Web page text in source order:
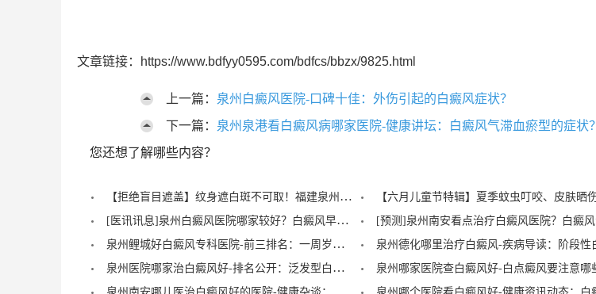
文章链接：https://www.bdfyy0595.com/bdfcs/bbzx/9825.html
上一篇： 泉州白癜风医院-口碑十佳：外伤引起的白癜风症状？
下一篇： 泉州泉港看白癜风病哪家医院-健康讲坛：白癜风气滞血瘀型的症状？
您还想了解哪些内容？
【拒绝盲目遮盖】纹身遮白斑不可取！福建泉州中科白癜风医院倡导科学诊疗，从根源唤醒黑色素
[医讯讯息]泉州白癜风医院哪家较好？白癜风早期症状能治愈？
泉州鲤城好白癜风专科医院-前三排名：一周岁宝宝有白癜风症状？
泉州医院哪家治白癜风好-排名公开：泛发型白癜风怎么治疗才正确？
泉州南安哪儿医治白癜风好的医院-健康杂谈：治疗儿童脚部白癜风要注重什么？